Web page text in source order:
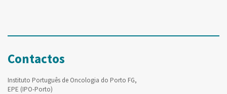
Contactos
Instituto Português de Oncologia do Porto FG,
EPE (IPO-Porto)